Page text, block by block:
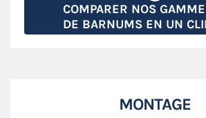
COMPARER NOS
DE BARNUMS EN UN
MONTAGE